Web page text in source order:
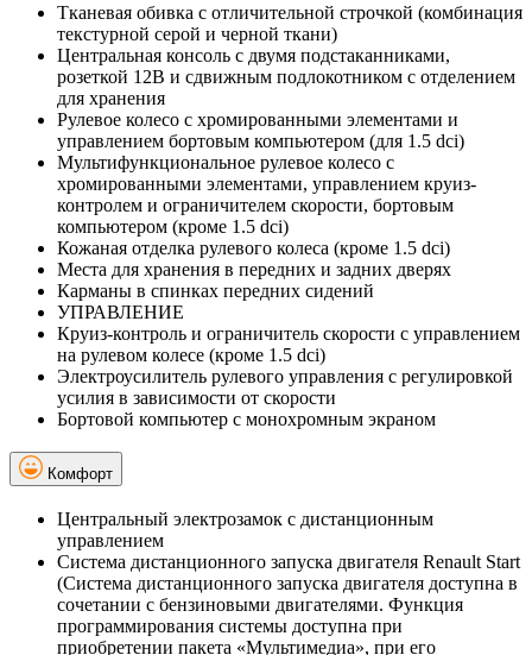
Тканевая обивка с отличительной строчкой (комбинация
текстурной серой и черной ткани)
Центральная консоль с двумя подстаканниками,
розеткой 12В и сдвижным подлокотником с отделением
для хранения
Рулевое колесо с хромированными элементами и
управлением бортовым компьютером (для 1.5 dci)
Мультифункциональное рулевое колесо с
хромированными элементами, управлением круиз-
контролем и ограничителем скорости, бортовым
компьютером (кроме 1.5 dci)
Кожаная отделка рулевого колеса (кроме 1.5 dci)
Места для хранения в передних и задних дверях
Карманы в спинках передних сидений
УПРАВЛЕНИЕ
Круиз-контроль и ограничитель скорости с управлением
на рулевом колесе (кроме 1.5 dci)
Электроусилитель рулевого управления с регулировкой
усилия в зависимости от скорости
Бортовой компьютер с монохромным экраном
Комфорт
Центральный электрозамок с дистанционным
управлением
Система дистанционного запуска двигателя Renault Start
(Система дистанционного запуска двигателя доступна в
сочетании с бензиновыми двигателями. Функция
программирования системы доступна при
приобретении пакета «Мультимедиа», при его